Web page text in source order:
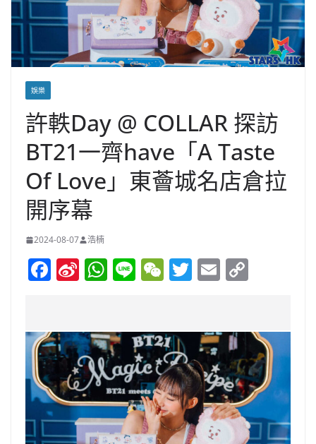
娛樂
許軼Day @ COLLAR 探訪
BT21一齊have「A Taste
Of Love」東薈城名店倉拉
開序幕
2024-08-07 浩楠
F
e
b
o
o
k
Si
W
ei
b
o
W
s
A
p
p
Li W
h
at
T
er
E
l y
Li
n
k